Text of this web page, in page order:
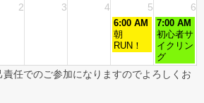
2 3 4 5 6
6:00 AM
朝
RUN！
7:00 AM
初心者サ
イクリン
グ
任でのご参加になりますのでよろしくお